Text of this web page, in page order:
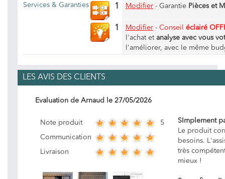
Services & Garanties
1 Modifier - Garantie Pièces et
1 Modifier - Conseil éclairé
l'achat et analyse avec vous
l'améliorer, avec le même
LES AVIS DES CLIENTS
Evaluation de Arnaud le 27/05/2026
Note produit 5
Communication
Livraison
SImplement
Le produit
besoins.
très
mieux !